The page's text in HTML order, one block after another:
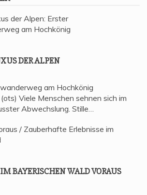
DER ALPEN
am Hochkönig
Viele Menschen sehnen sich im
Abwechslung. Stille…
BAYE­RI­SCHEN WALD VORAUS